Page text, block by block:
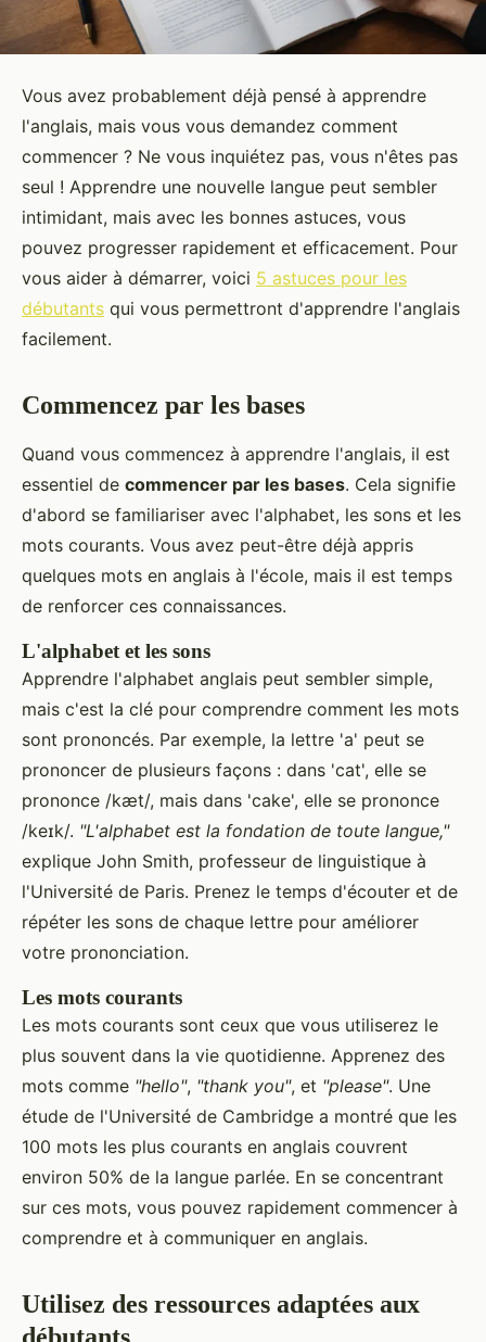
Vous avez probablement déjà pensé à apprendre
l'anglais, mais vous vous demandez comment
commencer ? Ne vous inquiétez pas, vous n'êtes pas
seul ! Apprendre une nouvelle langue peut sembler
intimidant, mais avec les bonnes astuces, vous
pouvez progresser rapidement et efficacement. Pour
vous aider à démarrer, voici 5 astuces pour les
débutants qui vous permettront d'apprendre l'anglais
facilement.
Commencez par les bases
Quand vous commencez à apprendre l'anglais, il est
essentiel de commencer par les bases. Cela signifie
d'abord se familiariser avec l'alphabet, les sons et les
mots courants. Vous avez peut-être déjà appris
quelques mots en anglais à l'école, mais il est temps
de renforcer ces connaissances.
L'alphabet et les sons
Apprendre l'alphabet anglais peut sembler simple,
mais c'est la clé pour comprendre comment les mots
sont prononcés. Par exemple, la lettre 'a' peut se
prononcer de plusieurs façons : dans 'cat', elle se
prononce /kæt/, mais dans 'cake', elle se prononce
/keɪk/. "L'alphabet est la fondation de toute langue,"
explique John Smith, professeur de linguistique à
l'Université de Paris. Prenez le temps d'écouter et de
répéter les sons de chaque lettre pour améliorer
votre prononciation.
Les mots courants
Les mots courants sont ceux que vous utiliserez le
plus souvent dans la vie quotidienne. Apprenez des
mots comme "hello", "thank you", et "please". Une
étude de l'Université de Cambridge a montré que les
100 mots les plus courants en anglais couvrent
environ 50% de la langue parlée. En se concentrant
sur ces mots, vous pouvez rapidement commencer à
comprendre et à communiquer en anglais.
Utilisez des ressources adaptées aux
débutants